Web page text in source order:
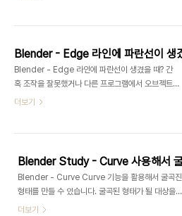
Blender - Edge 라인에 파란선이 생겼을 때? 간
혹 조작을 잘못했거나 다른 프로그램에서 오브젝트
를 가져왔을때 Edge에 파란 라인이 생기는 경우가
언뜻 봐서는 어떻게 된건지 알 수가 없습니다. 이 선
은 Sharp 가 적용되어 있어서 생깁니다. Edit -
Edge - A 키를 눌러 모든 Edge를 선택해줍니다.
우클릭 - Edge 항목에서 Clear Sharp를 해줍니
다. 그러면 파란 Sharp라인이 사라져서 깔끔하게 돌
더보기
Blender - Curve Curve 기능을 활용해서 굴곡진
형태를 만들 수 있습니다. 굴곡된 형태가 될 대상을
준비합니다. 3D커서를 시작되는 엣지 부분에 맞추
더보기